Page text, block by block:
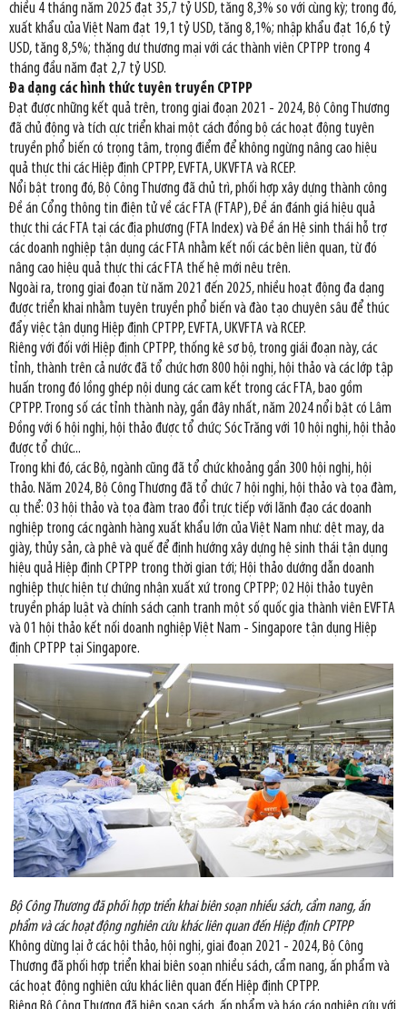
chiều 4 tháng năm 2025 đạt 35,7 tỷ USD, tăng 8,3% so với cùng kỳ; trong đó,
xuất khẩu của Việt Nam đạt 19,1 tỷ USD, tăng 8,1%; nhập khẩu đạt 16,6 tỷ
USD, tăng 8,5%; thặng dư thương mại với các thành viên CPTPP trong 4
tháng đầu năm đạt 2,7 tỷ USD.
Đa dạng các hình thức tuyên truyền CPTPP
Đạt được những kết quả trên, trong giai đoạn 2021 - 2024, Bộ Công Thương
đã chủ động và tích cực triển khai một cách đồng bộ các hoạt động tuyên
truyền phổ biến có trọng tâm, trọng điểm để không ngừng nâng cao hiệu
quả thực thi các Hiệp định CPTPP, EVFTA, UKVFTA và RCEP.
Nổi bật trong đó, Bộ Công Thương đã chủ trì, phối hợp xây dựng thành công
Đề án Cổng thông tin điện tử về các FTA (FTAP), Đề án đánh giá hiệu quả
thực thi các FTA tại các địa phương (FTA Index) và Đề án Hệ sinh thái hỗ trợ
các doanh nghiệp tận dụng các FTA nhằm kết nối các bên liên quan, từ đó
nâng cao hiệu quả thực thi các FTA thế hệ mới nêu trên.
Ngoài ra, trong giai đoạn từ năm 2021 đến 2025, nhiều hoạt động đa dạng
được triển khai nhằm tuyên truyền phổ biến và đào tạo chuyên sâu để thúc
đẩy việc tận dụng Hiệp định CPTPP, EVFTA, UKVFTA và RCEP.
Riêng với đối với Hiệp định CPTPP, thống kê sơ bộ, trong giái đoạn này, các
tỉnh, thành trên cả nước đã tổ chức hơn 800 hội nghị, hội thảo và các lớp tập
huấn trong đó lồng ghép nội dung các cam kết trong các FTA, bao gồm
CPTPP. Trong số các tỉnh thành này, gần đây nhất, năm 2024 nổi bật có Lâm
Đồng với 6 hội nghị, hội thảo được tổ chức; Sóc Trăng với 10 hội nghị, hội thảo
được tổ chức...
Trong khi đó, các Bộ, ngành cũng đã tổ chức khoảng gần 300 hội nghị, hội
thảo. Năm 2024, Bộ Công Thương đã tổ chức 7 hội nghị, hội thảo và tọa đàm,
cụ thể: 03 hội thảo và tọa đàm trao đổi trực tiếp với lãnh đạo các doanh
nghiệp trong các ngành hàng xuất khẩu lớn của Việt Nam như: dệt may, da
giày, thủy sản, cà phê và quế để định hướng xây dựng hệ sinh thái tận dụng
hiệu quả Hiệp định CPTPP trong thời gian tới; Hội thảo dướng dẫn doanh
nghiệp thực hiện tự chứng nhận xuất xứ trong CPTPP; 02 Hội thảo tuyên
truyền pháp luật và chính sách cạnh tranh một số quốc gia thành viên EVFTA
và 01 hội thảo kết nối doanh nghiệp Việt Nam - Singapore tận dụng Hiệp
định CPTPP tại Singapore.
Bộ Công Thương đã phối hợp triển khai biên soạn nhiều sách, cẩm nang, ấn
phẩm và các hoạt động nghiên cứu khác liên quan đến Hiệp định CPTPP
Không dừng lại ở các hội thảo, hội nghị, giai đoạn 2021 - 2024, Bộ Công
Thương đã phối hợp triển khai biên soạn nhiều sách, cẩm nang, ấn phẩm và
các hoạt động nghiên cứu khác liên quan đến Hiệp định CPTPP.